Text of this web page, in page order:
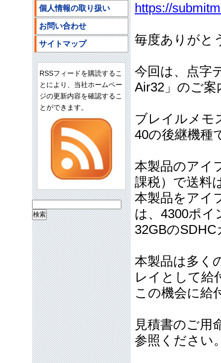
https://
毎度ありがと
今回は、点字
Air32」のご案
ブレイルメモ
40の後継機種
本製品のアイ
課税）で送料
本製品をアイ
は、4300ポイ
32GBの
本製品は多く
レイとして給
この機会に給
見積書のご用
参照ください
個人情報の取り扱い
お問い合わせ
サイトマップ
RSSフィードを購読するこ
とにより、当社ホームペー
ジの更新内容を確認するこ
とができます。
索: